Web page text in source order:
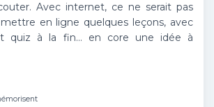
Avec internet, ce ne serait pas
en ligne quelques leçons, avec
quiz à la fin… en core une idée à